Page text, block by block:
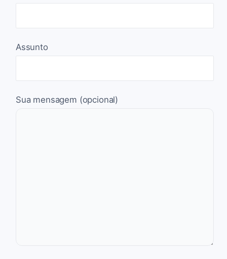
Assunto
Sua mensagem (opcional)